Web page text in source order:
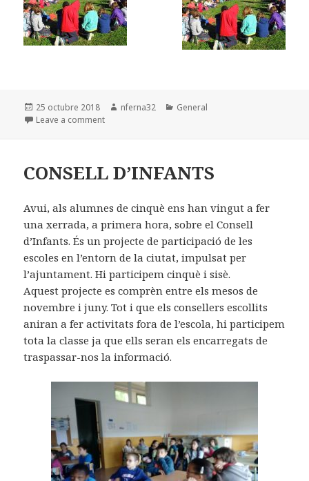
Posted
on
25 octubre 2018 Author
nferna32 Categories
General
Leave a comment
CONSELL D’INFANTS
Avui, als alumnes de cinquè ens han vingut a fer
una xerrada, a primera hora, sobre el Consell
d’Infants. És un projecte de participació de les
escoles en l’entorn de la ciutat, impulsat per
l’ajuntament. Hi participem cinquè i sisè.
Aquest projecte es comprèn entre els mesos de
novembre i juny. Tot i que els consellers escollits
aniran a fer activitats fora de l’escola, hi participem
tota la classe ja que ells seran els encarregats de
traspassar-nos la informació.